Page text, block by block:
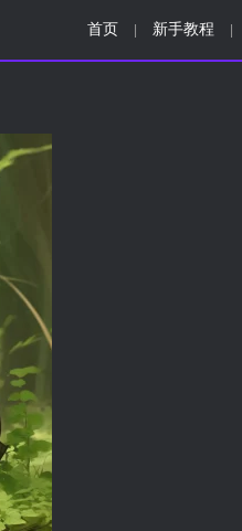
首页 新手教程